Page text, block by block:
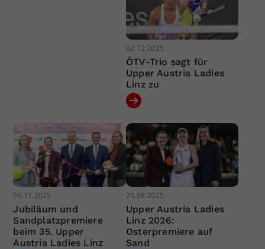
02.12.2025
ÖTV-Trio sagt für
Upper Austria Ladies
Linz zu
06.11.2025
Jubiläum und
Sandplatzpremiere
beim 35. Upper
Austria Ladies Linz
25.08.2025
Upper Austria Ladies
Linz 2026:
Osterpremiere auf
Sand